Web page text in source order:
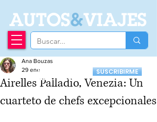
AUTOS&VIAJES
Recibí nuestro
Newsletter
SUSCRIBIRME
Airelles Palladio, Venezia: Un
cuarteto de chefs excepcionales
Ana Bouzas
29 ene